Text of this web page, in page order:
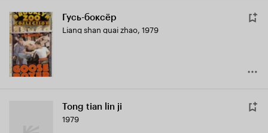
Гусь-боксёр
Liang shan guai zhao, 1979
Tong tian lin ji
1979